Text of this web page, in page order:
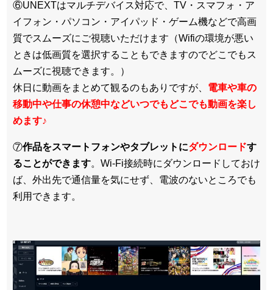
⑥UNEXTはマルチデバイス対応で、TV・スマフォ・ア
イフォン・パソコン・アイパッド・ゲーム機などで高画
質でスムーズにご視聴いただけます（Wifiの環境が悪い
ときは低画質を選択することもできますのでどこでもス
ムーズに視聴できます。）
休日に動画をまとめて観るのもありですが、 電車や車の
移動中や仕事の休憩中などいつでもどこでも動画を楽し
めます♪
⑦作品をスマートフォンやタブレットにダウンロードす
ることができます。Wi-Fi接続時にダウンロードしておけ
ば、外出先で通信量を気にせず、電波のないところでも
利用できます。